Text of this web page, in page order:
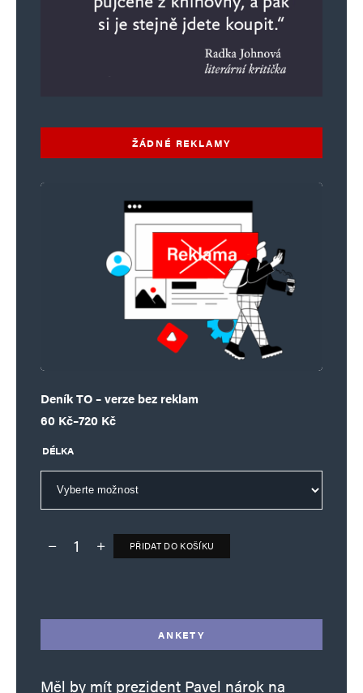
ŽÁDNÉ REKLAMY
Deník TO – verze bez reklam
60 Kč–720 Kč
Rozpětí cen: 60 Kč až 720 Kč
DÉLKA
Deník TO – verze bez reklam množství
PŘIDAT DO KOŠÍKU
ANKETY
Měl by mít prezident Pavel nárok na